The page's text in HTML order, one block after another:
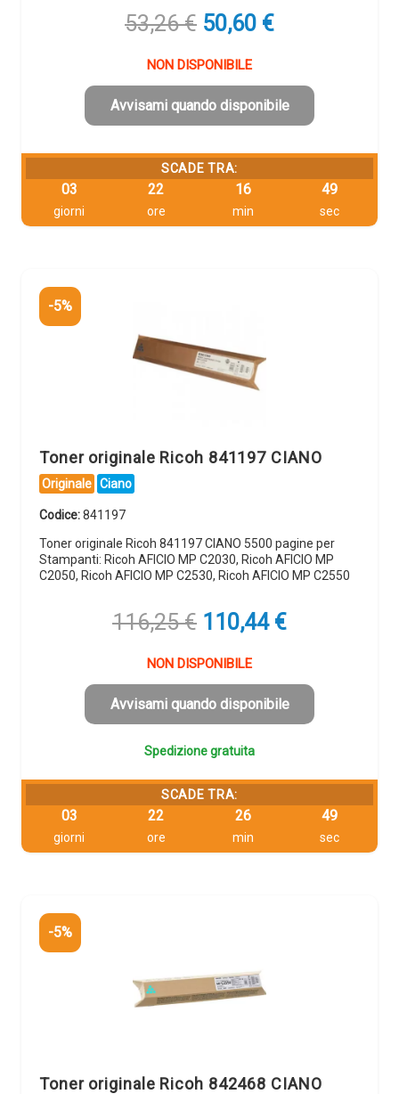
53,26€ Il
originale
era:
53,26 €.
50,60 €Il
è:
50,60 €.
NON DISPONIBILE
Avvisami quando disponibile
SCADE TRA:
03
giorni
22
ore
16
min
48
sec
-5%
Toner originale Ricoh 841197 CIANO
Originale Ciano
Codice:841197
Toner originale Ricoh 841197 CIANO 5500 pagine per
Stampanti: Ricoh AFICIO MP C2030, Ricoh AFICIO MP
C2050, Ricoh AFICIO MP C2530, Ricoh AFICIO MP C2550
116,25€ Il
prezzo
originale
era:
116,25 €.
110,44 €Il
è:
110,44 €.
NON DISPONIBILE
Avvisami quando disponibile
Spedizione gratuita
SCADE TRA:
03
giorni
22
ore
26
min
48
sec
-5%
Toner originale Ricoh 842468 CIANO